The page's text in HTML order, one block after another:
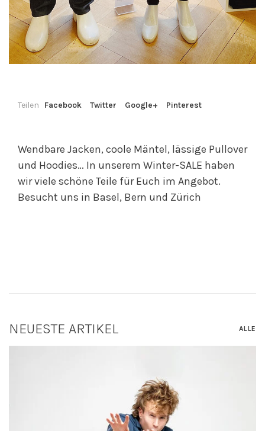
Teilen Facebook Twitter Google+ Pinterest
Wendbare Jacken, coole Mäntel, lässige Pullover
und Hoodies… In unserem Winter-SALE haben
wir viele schöne Teile für Euch im Angebot.
Besucht uns in Basel, Bern und Zürich
NEUESTE ARTIKEL ALLE